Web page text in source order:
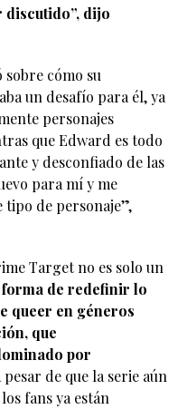
discutido”, dijo
cómo su
un desafío para él, ya
personajes
que Edward es todo
y desconfiado de las
para mí y me
tipo de personaje”,
Target no es solo un
forma de redefinir lo
queer en géneros
que
por
pesar de que la serie aún
fans ya están